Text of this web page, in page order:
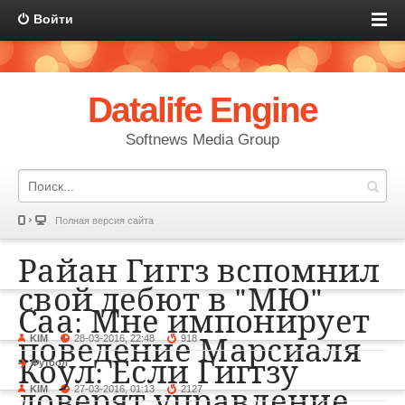
Войти
Datalife Engine
Softnews Media Group
Полная версия сайта
Райан Гиггз вспомнил
свой дебют в "МЮ"
KIM 28-03-2016, 22:48 918
Футбол
Саа: Мне импонирует
поведение Марсиаля
KIM 27-03-2016, 01:13 2127
Коул: Если Гиггзу